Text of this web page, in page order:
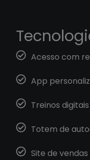
Acesso com
App
Treinos digitais
Totem de
Site de